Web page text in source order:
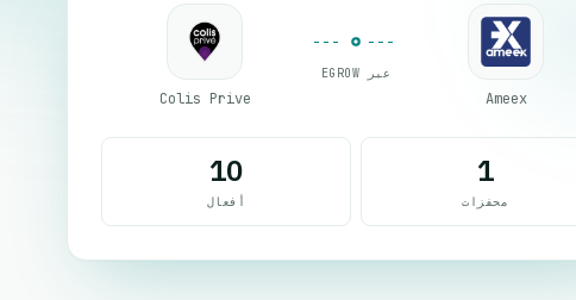
Ameex
عبر EGROW
Colis Prive
1
محفزات
10
أفعال